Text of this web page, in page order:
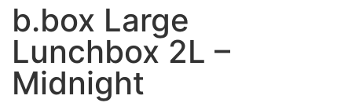
b.box Large
Lunchbox 2L –
Midnight